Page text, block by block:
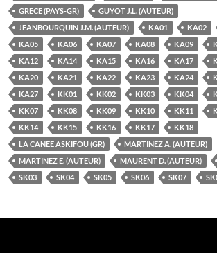
GRECE (PAYS-GR)
GUYOT J.L. (AUTEUR)
JEANBOURQUIN J.M. (AUTEUR)
KA01 KA02
KA05
KA06 KA07 KA08 KA09
KA12
KA14 KA15 KA16 KA17
KA20
KA21 KA22 KA23 KA24
KA27
KK01 KK02 KK03 KK04
KK07
KK08 KK09 KK10 KK11
KK14
KK15 KK16 KK17
KK18
LA CANEE ASKIFOU (GR)
MARTINEZ A. (AUTEUR)
MARTINEZ E. (AUTEUR)
MAURENT D. (AUTEUR)
SK03
SK04 SK05 SK06 SK07